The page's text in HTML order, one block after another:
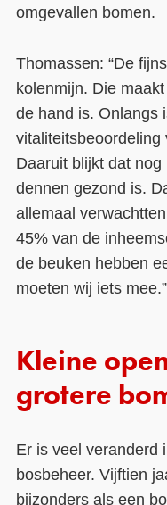
omgevallen bomen.
Thomassen: “De
kolenmijn. Die
de hand is. Onlangs
vitaliteitsbeoordeling
Daaruit blijkt dat
dennen gezond is.
allemaal
45% van de
de beuken hebben
moeten wij iets mee.”
Kleine
grotere
Er is veel veranderd
bosbeheer. Vijftien
bijzonders als een